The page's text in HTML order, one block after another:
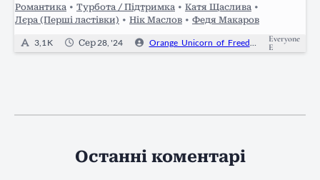
Романтика • Турбота / Підтримка • Катя Щаслива •
Лєра (Перші ластівки) • Нік Маслов • Федя Макаров
3,1 K Сер 28, '24 Orange_Unicorn_of_Freedom 0
Everyone
E
Останні коментарі